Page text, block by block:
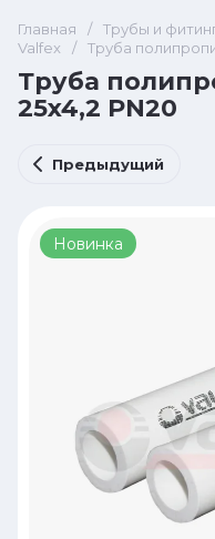
Главная / Трубы и
Valfex
/ Труба
Труба
25x4,2 PN20
Предыдущий
Новинка